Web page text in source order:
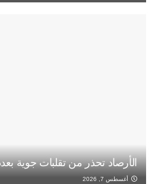
الأرصاد تحذر من تقلبات جوية
أغسطس 7, 2026